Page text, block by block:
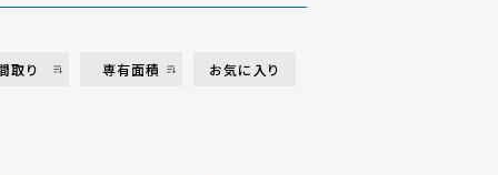
取り 専有面積 お気に入り